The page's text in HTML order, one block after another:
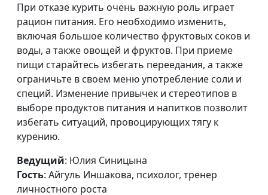
При отказе курить очень важную роль играет
рацион питания. Его необходимо изменить,
включая большое количество фруктовых соков и
воды, а также овощей и фруктов. При приеме
пищи старайтесь избегать переедания, а также
ограничьте в своем меню употребление соли и
специй. Изменение привычек и стереотипов в
выборе продуктов питания и напитков позволит
избегать ситуаций, провоцирующих тягу к
курению.
Ведущий: Юлия Синицына
Гость: Айгуль Иншакова, психолог, тренер
личностного роста
компульсивное
расстройство: как
распознать и
справиться?
Иван Соклаков,
психолог
Влияние привычек на
нашу жизнь
Юлия Синицына,
Иван Соклаков,
психолог
#783
Брак по расчету или по
любви: к чему
стремиться?
Юлия Синицына,
психолог
Как не потерять себя в
Юлия Синицына,